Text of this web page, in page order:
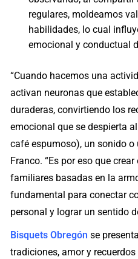
regulares, moldeamos
habilidades, lo cual
emocional y conductual
“Cuando hacemos una
activan neuronas que
duraderas, convirtiendo los
emocional que se despierta
café espumoso), un sonido o
Franco. “Es por eso que
familiares basadas en la
fundamental para conectar
personal y lograr un sentido
Bisquets Obregón se
tradiciones, amor y